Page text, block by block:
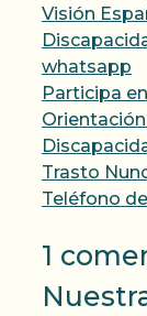
Visión
whatsapp
Participa
Trasto
Teléfono
1